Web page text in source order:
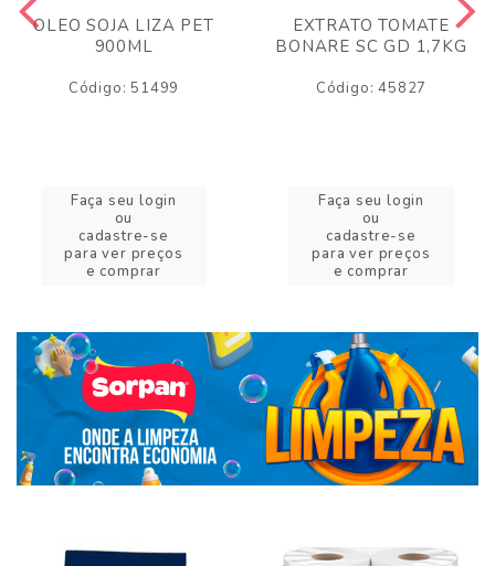
OLEO SOJA LIZA PET
900ML
Código: 51499
Faça seu login
ou
cadastre-se
para ver preços
e comprar
EXTRATO TOMATE
BONARE SC GD 1,7KG
Código: 45827
Faça seu login
ou
cadastre-se
para ver preços
e comprar